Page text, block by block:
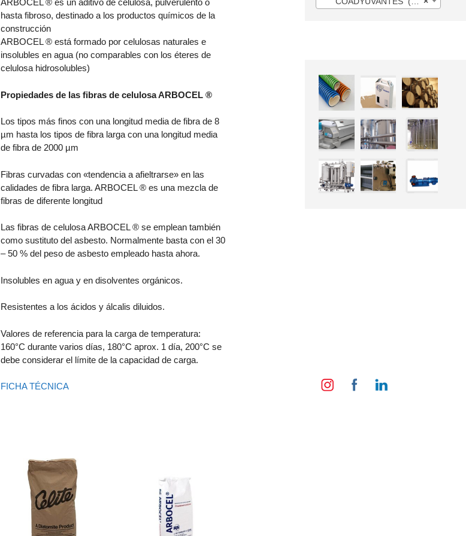
ARBOCEL ® es un aditivo de celulosa, pulverulento o
hasta fibroso, destinado a los productos químicos de la
construcción
ARBOCEL ® está formado por celulosas naturales e
insolubles en agua (no comparables con los éteres de
celulosa hidrosolubles)
Propiedades de las fibras de celulosa ARBOCEL ®
Los tipos más finos con una longitud media de fibra de 8
µm hasta los tipos de fibra larga con una longitud media
de fibra de 2000 µm
Fibras curvadas con «tendencia a afieltrarse» en las
calidades de fibra larga. ARBOCEL ® es una mezcla de
fibras de diferente longitud
Las fibras de celulosa ARBOCEL ® se emplean también
como sustituto del asbesto. Normalmente basta con el 30
– 50 % del peso de asbesto empleado hasta ahora.
Insolubles en agua y en disolventes orgánicos.
Resistentes a los ácidos y álcalis diluidos.
Valores de referencia para la carga de temperatura:
160°C durante varios días, 180°C aprox. 1 día, 200°C se
debe considerar el límite de la capacidad de carga.
FICHA TÉCNICA